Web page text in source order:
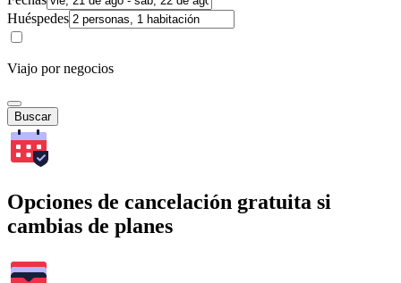
Huéspedes
Viajo por negocios
Buscar
Opciones de cancelación gratuita si
cambias de planes